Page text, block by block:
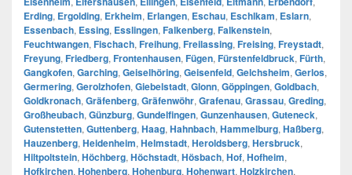
Erding, Ergolding, Erkheim, Erlangen, Eschau, Eschlkam, Eslarn,
Essenbach, Essing, Esslingen, Falkenberg, Falkenstein,
Feuchtwangen, Fischach, Freihung, Freilassing, Freising, Freystadt,
Freyung, Friedberg, Frontenhausen, Fügen, Fürstenfeldbruck, Fürth,
Gangkofen, Garching, Geiselhöring, Geisenfeld, Gelchsheim, Gerlos,
Germering, Gerolzhofen, Giebelstadt, Glonn, Göppingen, Goldbach,
Goldkronach, Gräfenberg, Gräfenwöhr, Grafenau, Grassau, Greding,
Großheubach, Günzburg, Gundelfingen, Gunzenhausen, Guteneck,
Gutenstetten, Guttenberg, Haag, Hahnbach, Hammelburg, Haßberg,
Hauzenberg, Heidenheim, Helmstadt, Heroldsberg, Hersbruck,
Hiltpoltstein, Höchberg, Höchstadt, Hösbach, Hof, Hofheim,
Hofkirchen, Hohenberg, Hohenburg, Hohenwart, Holzkirchen,